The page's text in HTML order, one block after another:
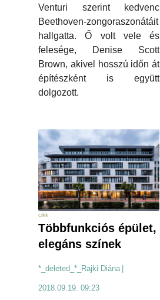
Venturi szerint kedvenc
Beethoven-zongoraszonátáit
hallgatta. Ő volt vele és
felesége, Denise Scott
Brown, akivel hosszú időn át
építészként is együtt
dolgozott.
cikk
Többfunkciós épület,
elegáns színek
*_deleted_*_Rajki Diána
2018.09.19. 09:23